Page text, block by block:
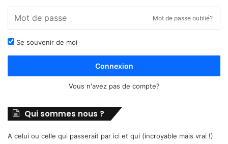
Mot de passe oublié?
Se souvenir de moi
Connexion
Vous n'avez pas de compte?
Qui sommes nous ?
A celui ou celle qui passerait par ici et qui (incroyable mais vrai !)